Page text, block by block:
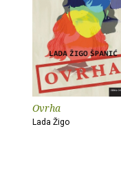
Ovrha
Lada Žigo